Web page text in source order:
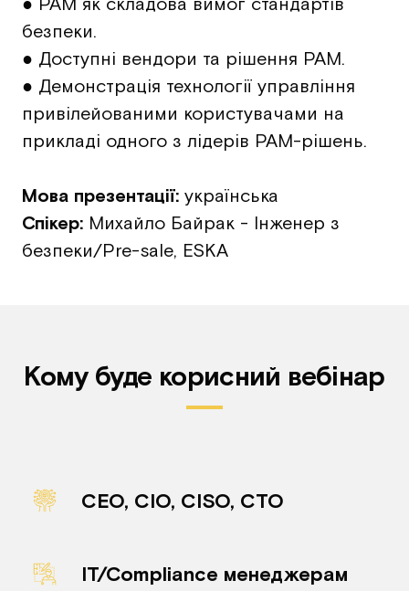
безпеки.
● Доступні вендори та рішення PAM.
● Демонстрація технології управління
привілейованими користувачами на
прикладі одного з лідерів PAM-рішень.
Мова презентації: українська
Спікер: Михайло Байрак - Інженер з
безпеки/Pre-sale, ESKA
Кому буде корисний вебінар
CEO, CIO, CISO, CTO
IT/Compliance менеджерам